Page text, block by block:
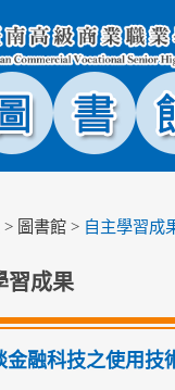
> 圖書館 > 自主學習成
習成果
金融科技之使用技